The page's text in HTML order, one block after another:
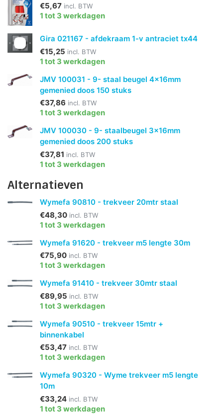
€5,67 incl. BTW
1 tot 3 werkdagen
Gira 021167 - afdekraam 1-v antraciet tx44
€15,25 incl. BTW
1 tot 3 werkdagen
JMV 100031 - 9- staal beugel 4x16mm
gemenied doos 150 stuks
€37,86 incl. BTW
1 tot 3 werkdagen
JMV 100030 - 9- staalbeugel 3x16mm
gemenied doos 200 stuks
€37,81 incl. BTW
1 tot 3 werkdagen
Alternatieven
Wymefa 90810 - trekveer 20mtr staal
€48,30 incl. BTW
1 tot 3 werkdagen
Wymefa 91620 - trekveer m5 lengte 30m
€75,90 incl. BTW
1 tot 3 werkdagen
Wymefa 91410 - trekveer 30mtr staal
€89,95 incl. BTW
1 tot 3 werkdagen
Wymefa 90510 - trekveer 15mtr +
binnenkabel
€53,47 incl. BTW
1 tot 3 werkdagen
Wymefa 90320 - Wyme trekveer m5 lengte
10m
€33,24 incl. BTW
1 tot 3 werkdagen